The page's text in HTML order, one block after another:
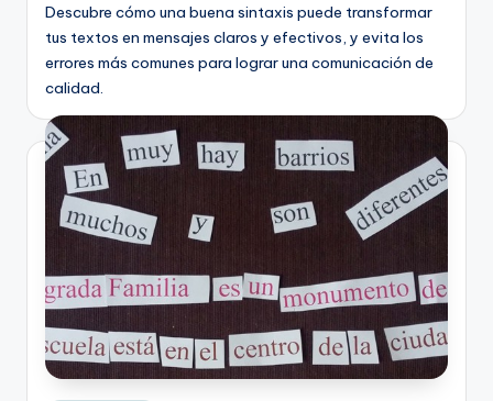
d
u
c
a
ci
Descubre cómo una buena sintaxis puede transformar
tus textos en mensajes claros y efectivos, y evita los
errores más comunes para lograr una comunicación de
calidad.